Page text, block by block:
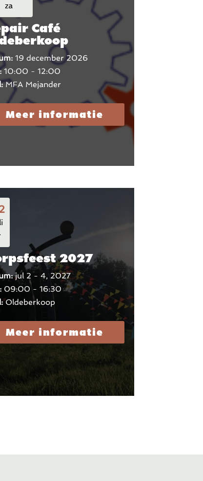
za
Café
19 december 2026
10:00 - 12:00
MFA Mejander
Meer informatie
2027
jul 2 - 4, 2027
09:00 - 16:30
Oldeberkoop
Meer informatie